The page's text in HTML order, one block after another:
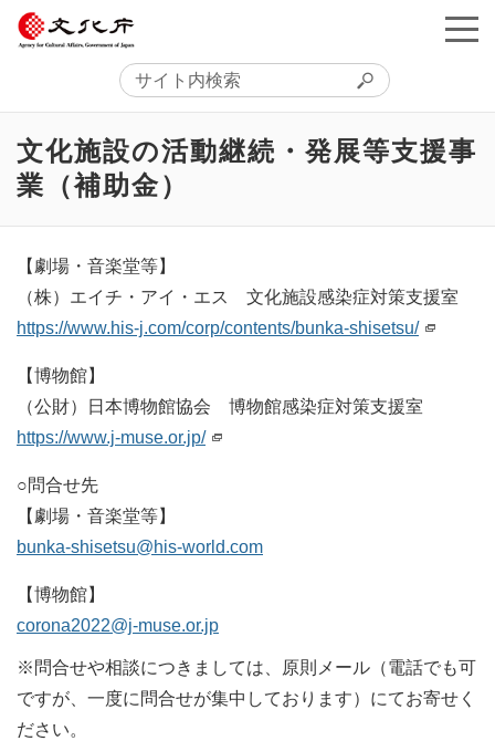
文化施設の活動継続・発展等支援事
業（補助金）
【劇場・音楽堂等】
（株）エイチ・アイ・エス 文化施設感染症対策支援室
https://www.his-j.com/corp/contents/bunka-shisetsu/
【博物館】
（公財）日本博物館協会 博物館感染症対策支援室
https://www.j-muse.or.jp/
○問合せ先
【劇場・音楽堂等】
bunka-shisetsu@his-world.com
【博物館】
corona2022@j-muse.or.jp
※問合せや相談につきましては、原則メール（電話でも可
ですが、一度に問合せが集中しております）にてお寄せく
ださい。